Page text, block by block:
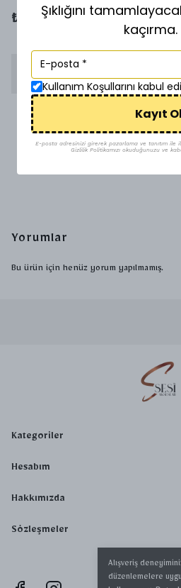
Alışveriş
düzenlemelere
₺ 250.00
1500 TL üzeri
Uygun
Yorumlar
Bu ürün için henüz yorum yapılmamış.
Kategoriler
Hesabım
Hakkımızda
Sözleşmeler
Şıklığını
kaçırma.
Kullanım Koşullarını kabul
Kayıt Ol
E-posta adresinizi girerek pazarlama ve tanıtım ile
Gizlilik Politikamızı okuduğunuzu ve